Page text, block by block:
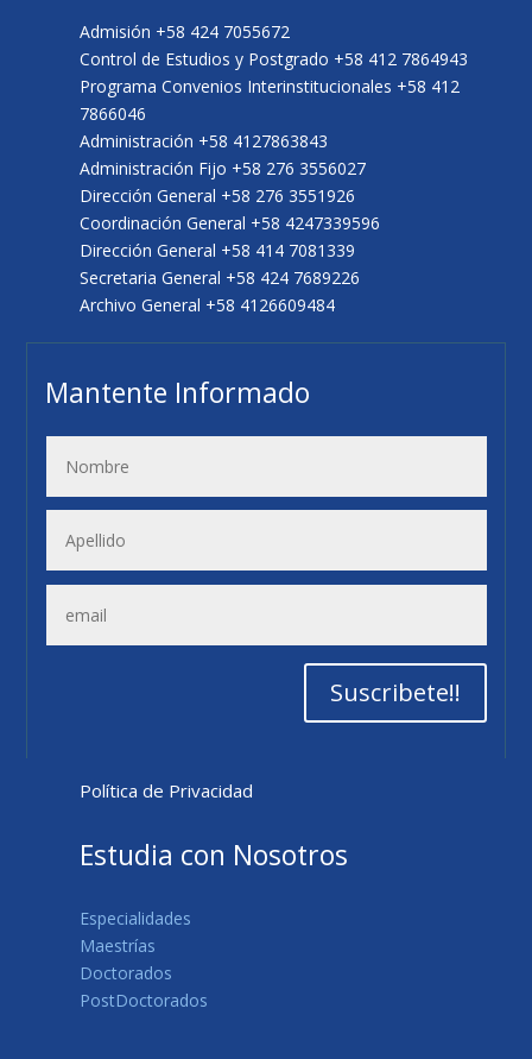
Admisión +58 424 7055672
Control de Estudios y Postgrado +58 412 7864943
Programa Convenios Interinstitucionales +58 412
7866046
Administración +58 4127863843
Administración Fijo +58 276 3556027
Dirección General +58 276 3551926
Coordinación General +58 4247339596
Dirección General +58 414 7081339
Secretaria General +58 424 7689226
Archivo General +58 4126609484
Mantente Informado
Suscribete!!
Política de Privacidad
Estudia con Nosotros
Especialidades
Maestrías
Doctorados
PostDoctorados